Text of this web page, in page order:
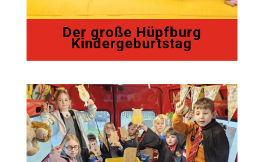
Der große Hüpfburg
Kindergeburtstag